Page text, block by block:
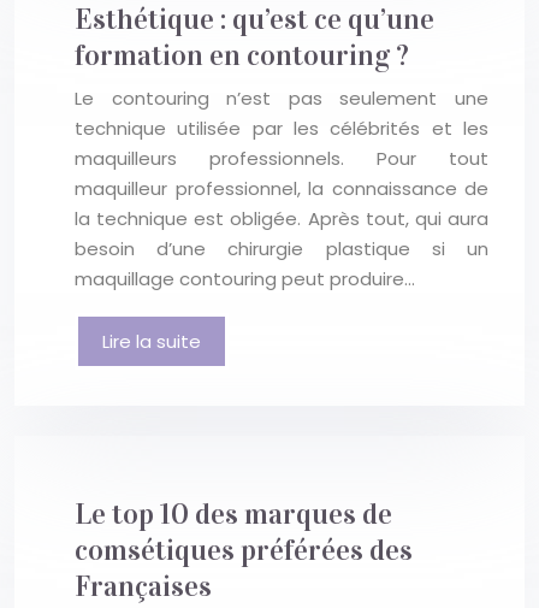
Esthétique : qu’est ce qu’une
formation en contouring ?
Le contouring n’est pas seulement une
technique utilisée par les célébrités et les
maquilleurs professionnels. Pour tout
maquilleur professionnel, la connaissance de
la technique est obligée. Après tout, qui aura
besoin d’une chirurgie plastique si un
maquillage contouring peut produire…
Lire la suite
Le top 10 des marques de
comsétiques préférées des
Françaises